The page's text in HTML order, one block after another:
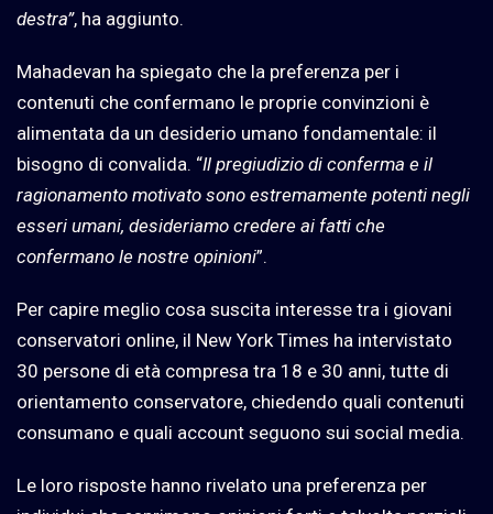
destra”, ha aggiunto.
Mahadevan ha spiegato che la preferenza per i
contenuti che confermano le proprie convinzioni è
alimentata da un desiderio umano fondamentale: il
bisogno di convalida. “Il pregiudizio di conferma e il
ragionamento motivato sono estremamente potenti negli
esseri umani, desideriamo credere ai fatti che
confermano le nostre opinioni”.
Per capire meglio cosa suscita interesse tra i giovani
conservatori online, il New York Times ha intervistato
30 persone di età compresa tra 18 e 30 anni, tutte di
orientamento conservatore, chiedendo quali contenuti
consumano e quali account seguono sui social media.
Le loro risposte hanno rivelato una preferenza per